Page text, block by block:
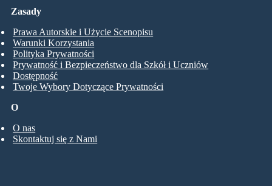
O
O nas
Skontaktuj się z Nami
Zasady
Prawa Autorskie i Użycie Scenopisu
Warunki Korzystania
Polityka Prywatności
Prywatność i Bezpieczeństwo dla Szkół i Uczniów
Dostępność
Twoje Wybory Dotyczące Prywatności